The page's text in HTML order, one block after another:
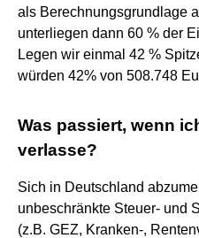
als Berechnungsgrundlage
unterliegen dann 60 % der
Legen wir einmal 42 %
würden 42% von 508.748
Was passiert, wenn
verlasse?
Sich in Deutschland
unbeschränkte Steuer- und
(z.B. GEZ, Kranken-,